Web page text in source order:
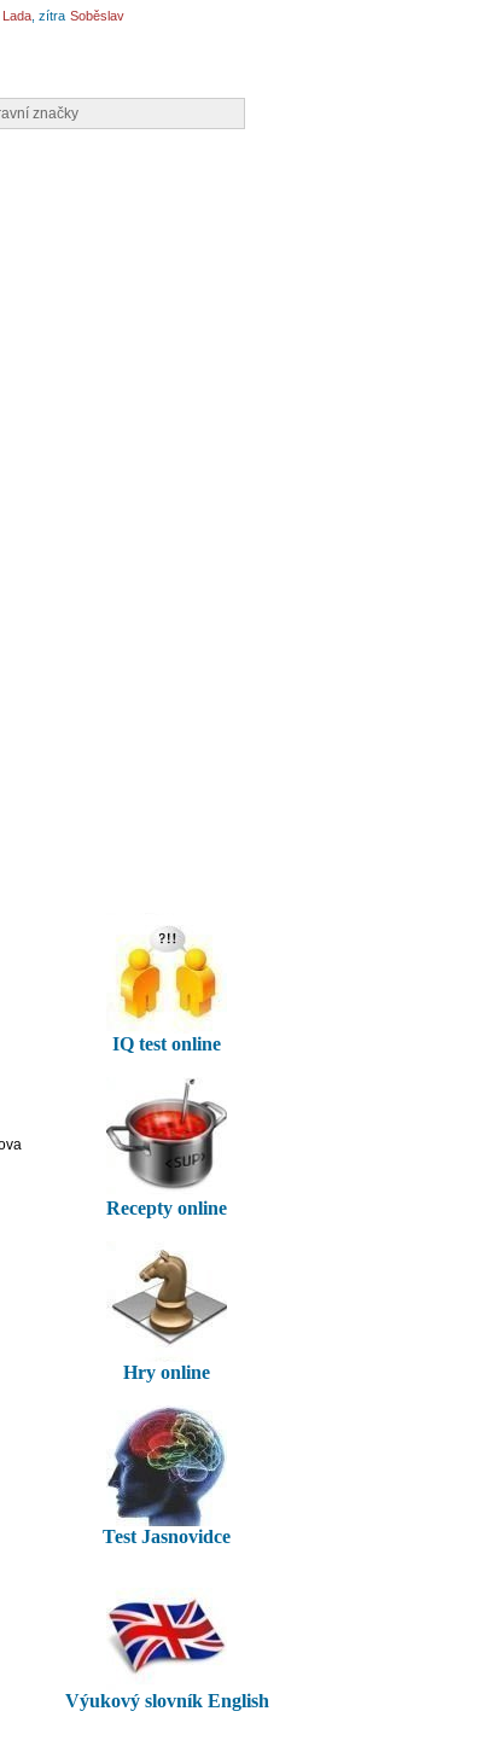
IQ test online
Recepty online
Hry online
Test Jasnovidce
Výukový slovník English
Lada , zítra Soběslav
značky